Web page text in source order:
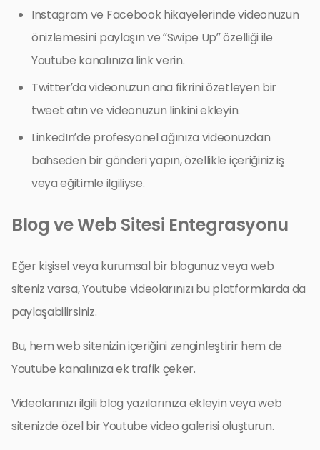
Instagram ve Facebook hikayelerinde videonuzun
önizlemesini paylaşın ve “Swipe Up” özelliği ile
Youtube kanalınıza link verin.
Twitter’da videonuzun ana fikrini özetleyen bir
tweet atın ve videonuzun linkini ekleyin.
LinkedIn’de profesyonel ağınıza videonuzdan
bahseden bir gönderi yapın, özellikle içeriğiniz iş
veya eğitimle ilgiliyse.
Blog ve Web Sitesi Entegrasyonu
Eğer kişisel veya kurumsal bir blogunuz veya web
siteniz varsa, Youtube videolarınızı bu platformlarda da
paylaşabilirsiniz.
Bu, hem web sitenizin içeriğini zenginleştirir hem de
Youtube kanalınıza ek trafik çeker.
Videolarınızı ilgili blog yazılarınıza ekleyin veya web
sitenizde özel bir Youtube video galerisi oluşturun.